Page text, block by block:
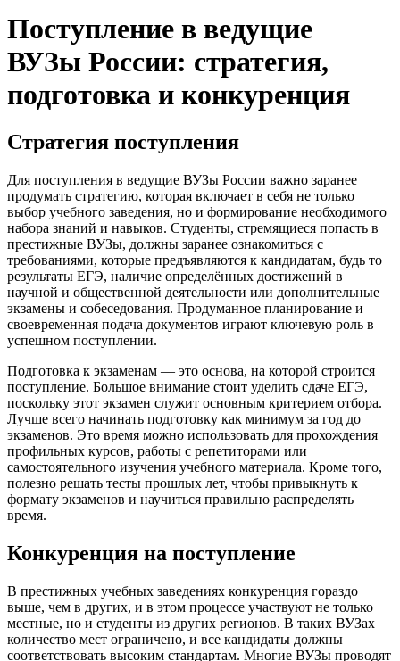
Поступление в ведущие
ВУЗы России: стратегия,
подготовка и конкуренция
Стратегия поступления
Для поступления в ведущие ВУЗы России важно заранее
продумать стратегию, которая включает в себя не только
выбор учебного заведения, но и формирование необходимого
набора знаний и навыков. Студенты, стремящиеся попасть в
престижные ВУЗы, должны заранее ознакомиться с
требованиями, которые предъявляются к кандидатам, будь то
результаты ЕГЭ, наличие определённых достижений в
научной и общественной деятельности или дополнительные
экзамены и собеседования. Продуманное планирование и
своевременная подача документов играют ключевую роль в
успешном поступлении.
Подготовка к экзаменам — это основа, на которой строится
поступление. Большое внимание стоит уделить сдаче ЕГЭ,
поскольку этот экзамен служит основным критерием отбора.
Лучше всего начинать подготовку как минимум за год до
экзаменов. Это время можно использовать для прохождения
профильных курсов, работы с репетиторами или
самостоятельного изучения учебного материала. Кроме того,
полезно решать тесты прошлых лет, чтобы привыкнуть к
формату экзаменов и научиться правильно распределять
время.
Конкуренция на поступление
В престижных учебных заведениях конкуренция гораздо
выше, чем в других, и в этом процессе участвуют не только
местные, но и студенты из других регионов. В таких ВУЗах
количество мест ограничено, и все кандидаты должны
соответствовать высоким стандартам. Многие ВУЗы проводят